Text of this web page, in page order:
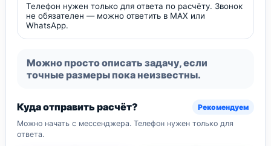
Телефон нужен только для ответа по расчёту. Звонок
не обязателен — можно ответить в MAX или
WhatsApp.
Можно просто описать задачу, если
точные размеры пока неизвестны.
Куда отправить расчёт?
Рекомендуем
Можно начать с мессенджера. Телефон нужен только для
ответа.